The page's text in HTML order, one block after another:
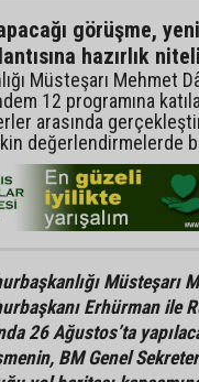
görüşme,
hazırlık
Müsteşarı Mehmet
12 programına
arasında
değerlendirmelerde
Müsteşarı
Erhürman ile
26 Ağustos’ta
BM Genel